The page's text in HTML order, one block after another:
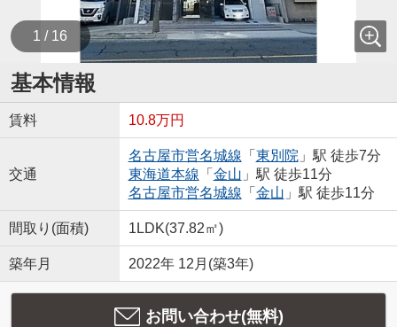
1 / 16
基本情報
賃料 10.8万円
交通
名古屋市営名城線 「 東別院 」駅 徒歩7分
東海道本線 「 金山 」駅 徒歩11分
名古屋市営名城線 「 金山 」駅 徒歩11分
間取り(面積) 1LDK(37.82㎡)
築年月 2022年 12月(築3年)
お問い合わせ(無料)